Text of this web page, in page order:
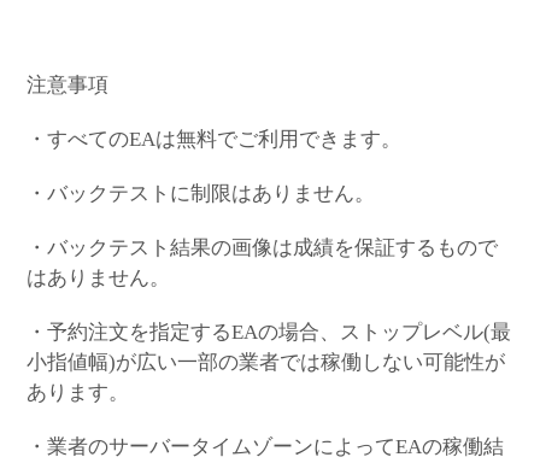
注意事項
・すべてのEAは無料でご利用できます。
・バックテストに制限はありません。
・バックテスト結果の画像は成績を保証するもので
はありません。
・予約注文を指定するEAの場合、ストップレベル(最
小指値幅)が広い一部の業者では稼働しない可能性が
あります。
・業者のサーバータイムゾーンによってEAの稼働結